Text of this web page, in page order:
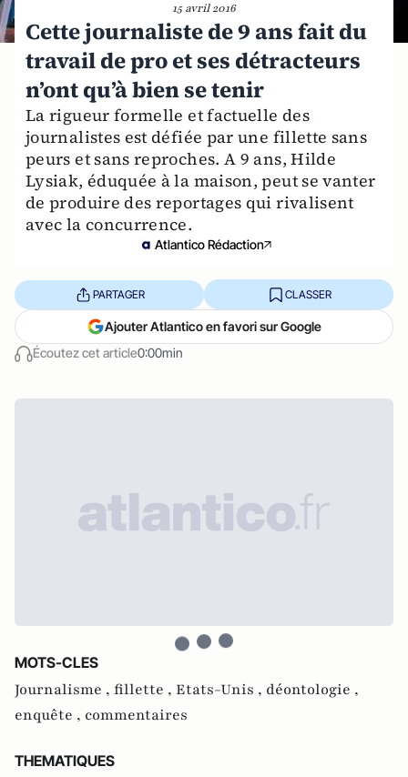
15 avril 2016
Cette journaliste de 9 ans fait du
travail de pro et ses détracteurs
n’ont qu’à bien se tenir
La rigueur formelle et factuelle des
journalistes est défiée par une fillette sans
peurs et sans reproches. A 9 ans, Hilde
Lysiak, éduquée à la maison, peut se vanter
de produire des reportages qui rivalisent
avec la concurrence.
Atlantico Rédaction
Écoutez cet article0:00min
PARTAGER CLASSER
Ajouter Atlantico en favori sur Google
MOTS-CLES
Journalisme , fillette , Etats-Unis , déontologie ,
enquête , commentaires
THEMATIQUES